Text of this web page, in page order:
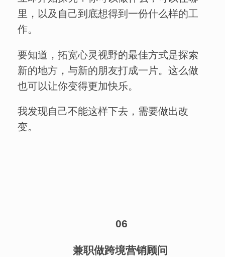
里，以及自己到底想得到一份什么样的工
作。
要知道，拓宽心灵视野的最佳方式是探索
新的地方，与新的朋友打成一片。这么做
也可以让你变得更加快乐。
我发现自己不能这样下去，需要做出改
变。
06
兼职做跨境营销顾问